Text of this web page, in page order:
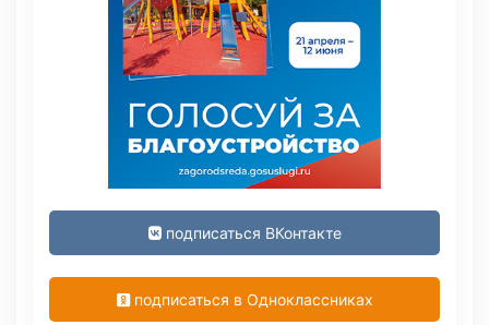
подписаться ВКонтакте
подписаться в Одноклассниках